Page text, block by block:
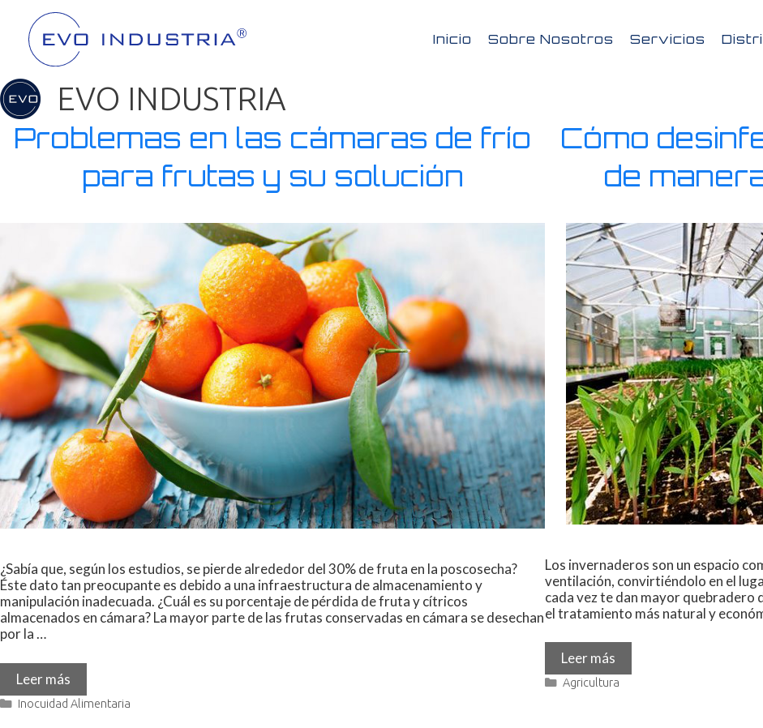
Inicio Sobre Nosotros Servicios
EVO INDUSTRIA
Problemas en las cámaras de frío
para frutas y su solución
¿Sabía que, según los estudios, se pierde alrededor del 30% de fruta en la poscosecha?
Éste dato tan preocupante es debido a una infraestructura de almacenamiento y
manipulación inadecuada. ¿Cuál es su porcentaje de pérdida de fruta y cítricos
almacenados en cámara? La mayor parte de las frutas conservadas en cámara se desechan
por la …
Leer más
Inocuidad Alimentaria
Cómo
de
Los invernaderos son un espacio
ventilación, convirtiéndolo en el
cada vez te dan mayor quebradero
el tratamiento más natural y
Leer más
Agricultura